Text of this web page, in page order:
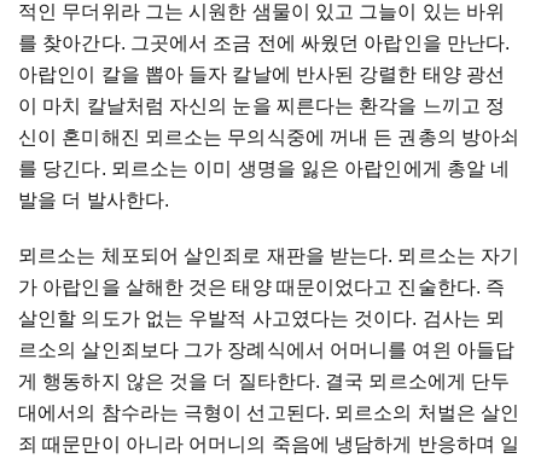
적인 무더위라 그는 시원한 샘물이 있고 그늘이 있는 바위
를 찾아간다. 그곳에서 조금 전에 싸웠던 아랍인을 만난다.
아랍인이 칼을 뽑아 들자 칼날에 반사된 강렬한 태양 광선
이 마치 칼날처럼 자신의 눈을 찌른다는 환각을 느끼고 정
신이 혼미해진 뫼르소는 무의식중에 꺼내 든 권총의 방아쇠
를 당긴다. 뫼르소는 이미 생명을 잃은 아랍인에게 총알 네
발을 더 발사한다.
뫼르소는 체포되어 살인죄로 재판을 받는다. 뫼르소는 자기
가 아랍인을 살해한 것은 태양 때문이었다고 진술한다. 즉
살인할 의도가 없는 우발적 사고였다는 것이다. 검사는 뫼
르소의 살인죄보다 그가 장례식에서 어머니를 여읜 아들답
게 행동하지 않은 것을 더 질타한다. 결국 뫼르소에게 단두
대에서의 참수라는 극형이 선고된다. 뫼르소의 처벌은 살인
죄 때문만이 아니라 어머니의 죽음에 냉담하게 반응하며 일